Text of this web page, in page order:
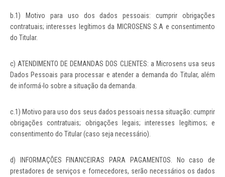
b.1) Motivo para uso dos dados pessoais: cumprir obrigações
contratuais; interesses legítimos da MICROSENS S.A e consentimento
do Titular.
c) ATENDIMENTO DE DEMANDAS DOS CLIENTES: a Microsens usa seus
Dados Pessoais para processar e atender a demanda do Titular, além
de informá-lo sobre a situação da demanda.
c.1) Motivo para uso dos seus dados pessoais nessa situação: cumprir
obrigações contratuais; obrigações legais; interesses legítimos; e
consentimento do Titular (caso seja necessário).
d) INFORMAÇÕES FINANCEIRAS PARA PAGAMENTOS. No caso de
prestadores de serviços e fornecedores, serão necessários os dados